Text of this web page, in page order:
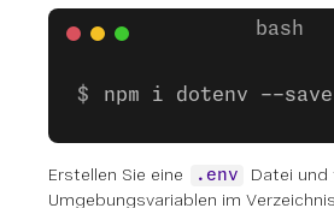
npm i dotenv --save
Erstellen Sie eine .env
Datei und
Umgebungsvariablen im Verzeichnis